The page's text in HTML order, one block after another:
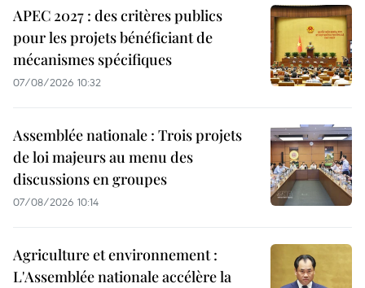
APEC 2027 : des critères publics
pour les projets bénéficiant de
mécanismes spécifiques
07/08/2026 10:32
Assemblée nationale : Trois projets
de loi majeurs au menu des
discussions en groupes
07/08/2026 10:14
Agriculture et environnement :
L'Assemblée nationale accélère la